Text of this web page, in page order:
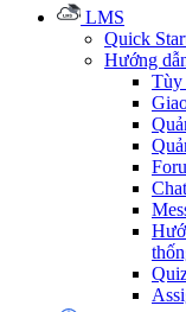
LMS
Quick
Hướng
Tùy
Chat